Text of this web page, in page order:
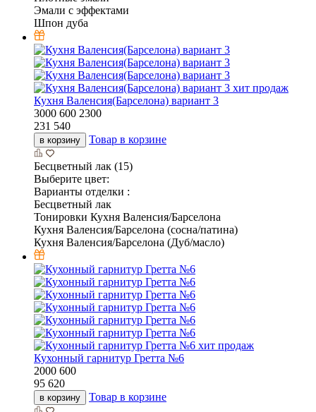
Эмали с эффектами
Шпон дуба
хит продаж
Кухня Валенсия(Барселона) вариант 3
3000 600 2300
231 540
в корзину Товар в корзине
Бесцветный лак (15)
Выберите цвет:
Варианты отделки :
Бесцветный лак
Тонировки Кухня Валенсия/Барселона
Кухня Валенсия/Барселона (сосна/патина)
Кухня Валенсия/Барселона (Дуб/масло)
хит продаж
Кухонный гарнитур Гретта №6
2000 600
95 620
в корзину Товар в корзине